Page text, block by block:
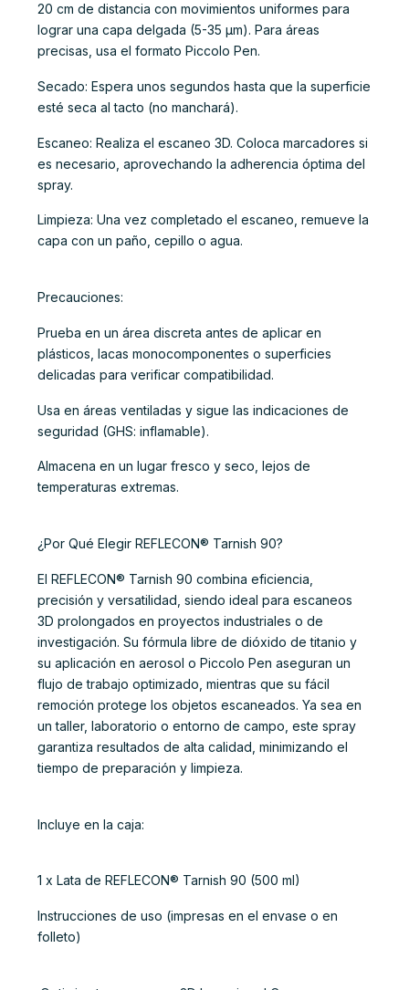
20 cm de distancia con movimientos uniformes para
lograr una capa delgada (5-35 µm). Para áreas
precisas, usa el formato Piccolo Pen.
Secado: Espera unos segundos hasta que la superficie
esté seca al tacto (no manchará).
Escaneo: Realiza el escaneo 3D. Coloca marcadores si
es necesario, aprovechando la adherencia óptima del
spray.
Limpieza: Una vez completado el escaneo, remueve la
capa con un paño, cepillo o agua.
Precauciones:
Prueba en un área discreta antes de aplicar en
plásticos, lacas monocomponentes o superficies
delicadas para verificar compatibilidad.
Usa en áreas ventiladas y sigue las indicaciones de
seguridad (GHS: inflamable).
Almacena en un lugar fresco y seco, lejos de
temperaturas extremas.
¿Por Qué Elegir REFLECON® Tarnish 90?
El REFLECON® Tarnish 90 combina eficiencia,
precisión y versatilidad, siendo ideal para escaneos
3D prolongados en proyectos industriales o de
investigación. Su fórmula libre de dióxido de titanio y
su aplicación en aerosol o Piccolo Pen aseguran un
flujo de trabajo optimizado, mientras que su fácil
remoción protege los objetos escaneados. Ya sea en
un taller, laboratorio o entorno de campo, este spray
garantiza resultados de alta calidad, minimizando el
tiempo de preparación y limpieza.
Incluye en la caja:
1 x Lata de REFLECON® Tarnish 90 (500 ml)
Instrucciones de uso (impresas en el envase o en
folleto)